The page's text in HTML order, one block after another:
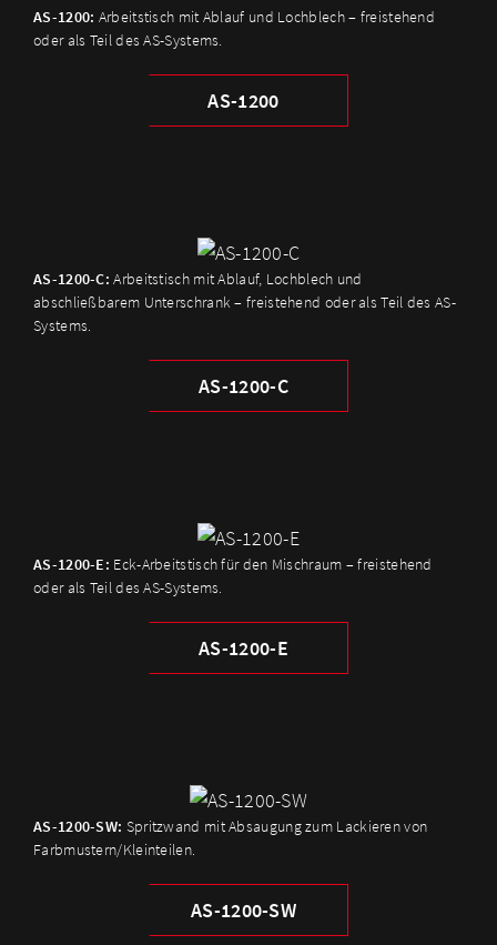
AS-1200: Arbeitstisch mit Ablauf und Lochblech – freistehend
oder als Teil des AS-Systems.
AS-1200
AS-1200-C: Arbeitstisch mit Ablauf, Lochblech und
abschließbarem Unterschrank – freistehend oder als Teil des AS-
Systems.
AS-1200-C
AS-1200-E: Eck-Arbeitstisch für den Mischraum – freistehend
oder als Teil des AS-Systems.
AS-1200-E
AS-1200-SW: Spritzwand mit Absaugung zum Lackieren von
Farbmustern/Kleinteilen.
AS-1200-SW